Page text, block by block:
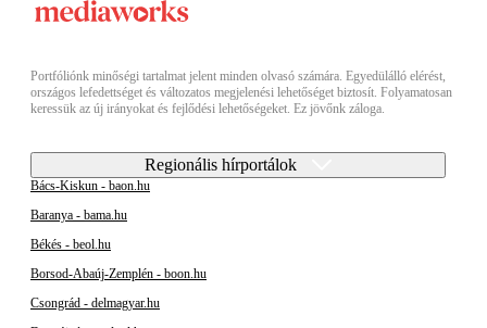
Portfóliónk minőségi tartalmat jelent minden olvasó számára. Egyedülálló elérést,
országos lefedettséget és változatos megjelenési lehetőséget biztosít. Folyamatosan
keressük az új irányokat és fejlődési lehetőségeket. Ez jövőnk záloga.
Regionális hírportálok
Bács-Kiskun - baon.hu
Baranya - bama.hu
Békés - beol.hu
Borsod-Abaúj-Zemplén - boon.hu
Csongrád - delmagyar.hu